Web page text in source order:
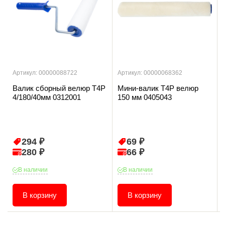
Артикул: 00000088722
Валик сборный велюр T4P
4/180/40мм 0312001
294 ₽
280 ₽
В наличии
В корзину
Артикул: 00000068362
Мини-валик T4P велюр
150 мм 0405043
69 ₽
66 ₽
В наличии
В корзину